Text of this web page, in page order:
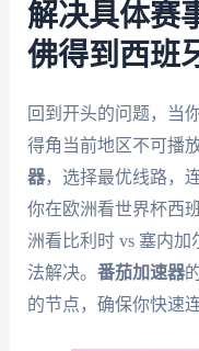
解决具体赛
佛得到西班
回到开头的问题，当
得角当前地区不可播
器，选择最优线路，
你在欧洲看世界杯西
洲看比利时 vs 塞内
法解决。 番茄加速器
的节点，确保你快速